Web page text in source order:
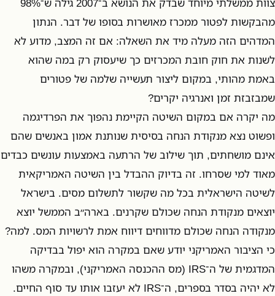
מהבקשות לפטור ממכרז מאושרות בסופו של דבר. הנתון
המדהים הזה מעלה מיד את השאלה: אם זה המצב, מדוע לא
לשנות את חוק חובת המכרזים כך שיעסוק רק במה שהוא
באמת מהותי, במקום ליצור תעשייה שלמה של פטורים
שמבזבזת זמן ואנרגיה יקרים?
מה יקרה אם במקום השיטה הקיימת נהפוך את הפרדיגמה
ופשוט נצא מנקודת הנחה בסיסית שנותנת אמון באנשים שהם
אינם מושחתים, תוך שילוב של הרתעה באמצעות עונשים כבדים
מאוד למי שסרחו. זה בדיוק ההבדל בין השיטה האמריקאית
לשיטה הישראלית בכל מה שקשור לתשלום מסים. בישראל
יוצאים מנקודת הנחה שכולם שקרנים. בארה״ב הממשל יוצא
מנקודה הנחה שכולם מדווחים דיווח אמת לרשויות המס. למה?
כי הציבור האמריקני יודע שאם במקרה הוא יפול בבדיקה
המדגמית של ה־IRS (מס ההכנסה האמריקני), ובמקרה משהו
לא יהיה בסדר בספרים, ה־IRS לא יעזבו אותו עד סוף החיים.